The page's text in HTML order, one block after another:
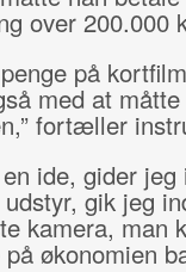
over 200.000
på
med at
fortæller
ide, gider jeg
gik jeg
kamera, man
økonomien